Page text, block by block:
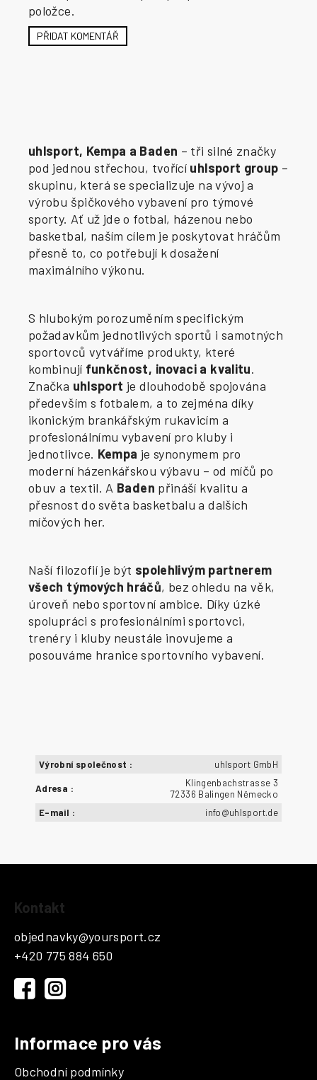
položce.
PŘIDAT KOMENTÁŘ
uhlsport, Kempa a Baden – tři silné značky
pod jednou střechou, tvořící uhlsport group –
skupinu, která se specializuje na vývoj a
výrobu špičkového vybavení pro týmové
sporty. Ať už jde o fotbal, házenou nebo
basketbal, naším cílem je poskytovat hráčům
přesně to, co potřebují k dosažení
maximálního výkonu.
S hlubokým porozuměním specifickým
požadavkům jednotlivých sportů i samotných
sportovců vytváříme produkty, které
kombinují funkčnost, inovaci a kvalitu.
Značka uhlsport je dlouhodobě spojována
především s fotbalem, a to zejména díky
ikonickým brankářským rukavicím a
profesionálnímu vybavení pro kluby i
jednotlivce. Kempa je synonymem pro
moderní házenkářskou výbavu – od míčů po
obuv a textil. A Baden přináší kvalitu a
přesnost do světa basketbalu a dalších
míčových her.
Naší filozofií je být spolehlivým partnerem
všech týmových hráčů, bez ohledu na věk,
úroveň nebo sportovní ambice. Díky úzké
spolupráci s profesionálními sportovci,
trenéry i kluby neustále inovujeme a
posouváme hranice sportovního vybavení.
Výrobní společnost : uhlsport GmbH
Adresa :
Klingenbachstrasse 3
72336 Balingen Německo
E-mail : info@uhlsport.de
Kontakt
objednavky@yoursport.cz
+420 775 884 650
Informace pro vás
Obchodní podmínky